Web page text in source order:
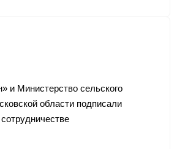
и Министерство сельского
области подписали